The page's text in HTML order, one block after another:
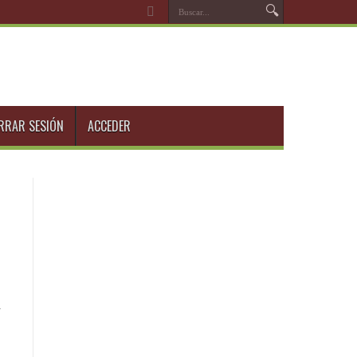
SESIÓN ACCEDER